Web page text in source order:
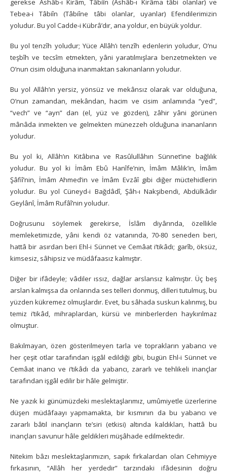
gerekse Ashâb-ı Kirâm, Tâbiîn (Ashâb-ı Kirâma tâbi olanlar) ve
Tebea-i Tâbiîn (Tâbiîne tâbi olanlar, uyanlar) Efendilerimizin
yoludur. Bu yol Cadde-i Kübrâ’dır, ana yoldur, en büyük yoldur.
Bu yol tenzîh yoludur; Yüce Allâh’ı tenzîh edenlerin yoludur, O’nu
teşbîh ve tecsîm etmekten, yâni yaratılmışlara benzetmekten ve
O’nun cisim olduğuna inanmaktan sakınanların yoludur.
Bu yol Allâh’ın yersiz, yönsüz ve mekânsız olarak var olduğuna,
O’nun zamandan, mekândan, hacim ve cisim anlamında “yed”,
“vech” ve “ayn” dan (el, yüz ve gözden), zâhir yâni görünen
mânâda inmekten ve gelmekten münezzeh olduğuna inananların
yoludur.
Bu yol ki, Allâh’ın Kitâbına ve Rasûlullâhın Sünnet’ine bağlılık
yoludur. Bu yol ki İmâm Ebû Hanîfe’nin, İmâm Mâlik’in, İmâm
Şâfiî’nin, İmâm Ahmed’in ve İmâm Evzâî gibi diğer müctehidlerin
yoludur. Bu yol Cüneyd-i Bağdâdî, Şâh-ı Nakşibendi, Abdülkâdir
Geylânî, İmâm Rufâî’nin yoludur.
Doğrusunu söylemek gerekirse, İslâm diyârında, özellikle
memleketimizde, yâni kendi öz vatanında, 70-80 seneden beri,
hattâ bir asırdan beri Ehl-i Sünnet ve Cemâat i’tikâdı; garîb, öksüz,
kimsesiz, sâhipsiz ve müdâfaasız kalmıştır.
Diğer bir ifâdeyle; vâdiler ıssız, dağlar arslansız kalmıştır. Üç beş
arslan kalmışsa da onlarında ses telleri donmuş, dilleri tutulmuş, bu
yüzden kükremez olmuşlardır. Evet, bu sâhada suskun kalınmış, bu
temiz i’tikâd, mihraplardan, kürsü ve minberlerden haykırılmaz
olmuştur.
Bakılmayan, özen gösterilmeyen tarla ve toprakların yabancı ve
her çeşit otlar tarafından işgâl edildiği gibi, bugün Ehl-i Sünnet ve
Cemâat inancı ve i’tikâdı da yabancı, zararlı ve tehlikeli inançlar
tarafından işgâl edilir bir hâle gelmiştir.
Ne yazık ki günümüzdeki meslektaşlarımız, umûmiyetle üzerlerine
düşen müdâfaayı yapmamakta, bir kısmının da bu yabancı ve
zararlı bâtıl inançların te’siri (etkisi) altında kaldıkları, hattâ bu
inançları savunur hâle geldikleri müşâhade edilmektedir.
Nitekim bâzı meslektaşlarımızın, sapık fırkalardan olan Cehmiyye
fırkasının, “Allâh her yerdedir” tarzındaki ifâdesinin doğru